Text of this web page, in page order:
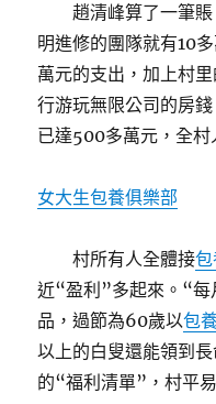
趙清峰算了一筆
明進修的團隊就有10
萬元的支出，加上村
行游玩無限公司的房
已達500多萬元，全村
女大生包養俱樂部
村所有人全體接
近“盈利”多起來。“每
品，過節為60歲以包
以上的白叟還能領到
的“福利清單”，村平